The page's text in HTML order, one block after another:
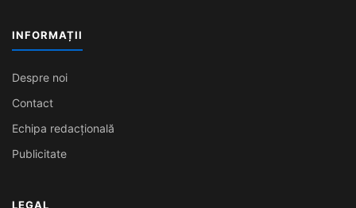
INFORMAȚII
Despre noi
Contact
Echipa redacțională
Publicitate
LEGAL